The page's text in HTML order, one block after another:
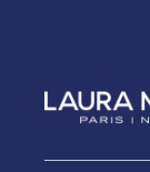
Image